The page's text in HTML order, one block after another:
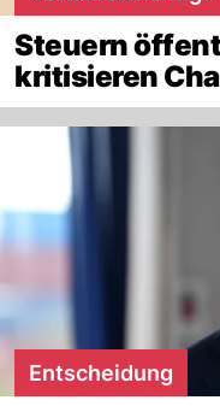
Steuern
kritisieren
Entscheidung